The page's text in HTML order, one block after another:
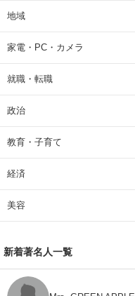
地域
家電・PC・カメラ
就職・転職
政治
教育・子育て
経済
美容
新着著名人一覧